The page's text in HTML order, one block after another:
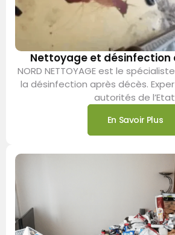
Nettoyage et désinfection
NORD NETTOYAGE est le
la désinfection après décès.
autorités de
En Savoir Plus